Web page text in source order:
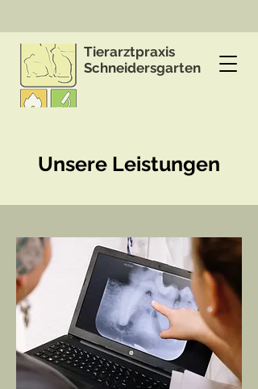
Tierarztpraxis
Schneidersgarten
Unsere Leistungen